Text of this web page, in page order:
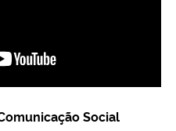
Social